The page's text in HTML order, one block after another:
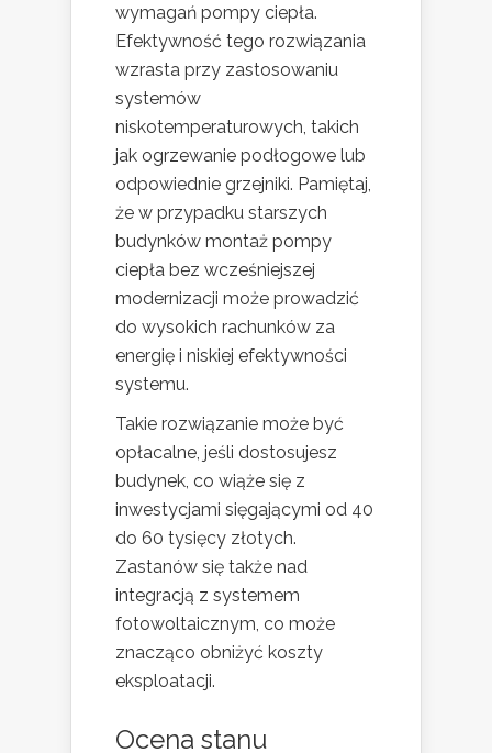
wymagań pompy ciepła.
Efektywność tego rozwiązania
wzrasta przy zastosowaniu
systemów
niskotemperaturowych, takich
jak ogrzewanie podłogowe lub
odpowiednie grzejniki. Pamiętaj,
że w przypadku starszych
budynków montaż pompy
ciepła bez wcześniejszej
modernizacji może prowadzić
do wysokich rachunków za
energię i niskiej efektywności
systemu.
Takie rozwiązanie może być
opłacalne, jeśli dostosujesz
budynek, co wiąże się z
inwestycjami sięgającymi od 40
do 60 tysięcy złotych.
Zastanów się także nad
integracją z systemem
fotowoltaicznym, co może
znacząco obniżyć koszty
eksploatacji.
Ocena stanu